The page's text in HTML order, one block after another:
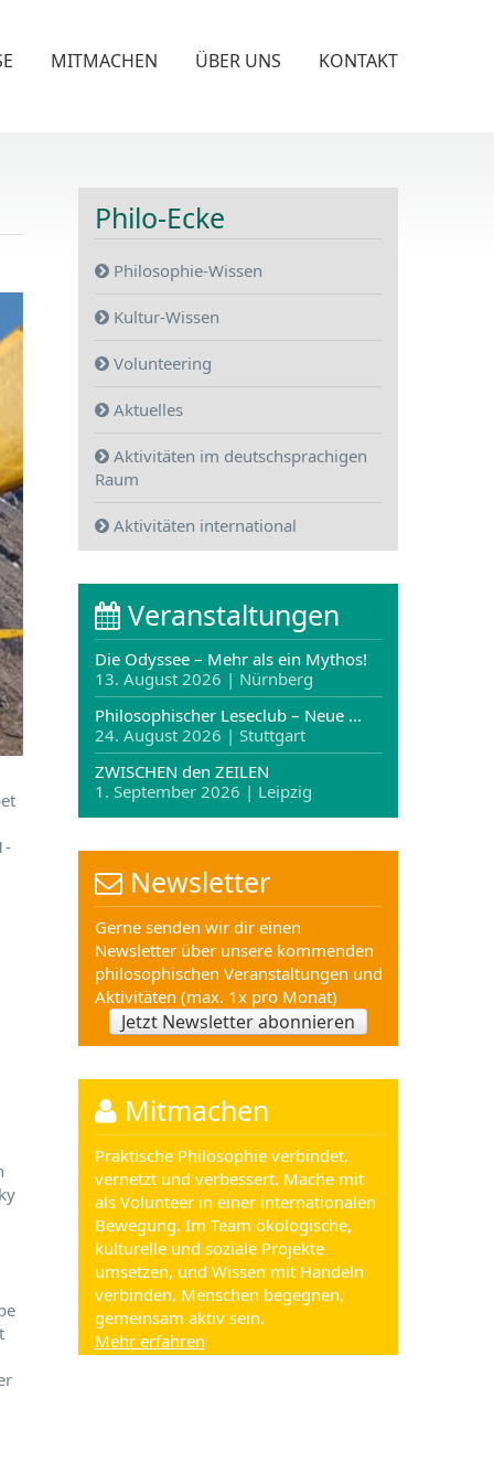
MITMACHEN ÜBER UNS KONTAKT
Philo-Ecke
Philosophie-Wissen
Kultur-Wissen
Volunteering
Aktuelles
Aktivitäten im deutschsprachigen
Raum
Aktivitäten international
Veranstaltungen
Die Odyssee – Mehr als ein Mythos!
13. August 2026 | Nürnberg
Philosophischer Leseclub – Neue …
24. August 2026 | Stuttgart
ZWISCHEN den ZEILEN
1. September 2026 | Leipzig
Newsletter
Gerne senden wir dir einen
Newsletter über unsere kommenden
philosophischen Veranstaltungen und
Aktivitäten (max. 1x pro Monat)
Jetzt Newsletter abonnieren
Mitmachen
Praktische Philosophie verbindet,
vernetzt und verbessert. Mache mit
als Volunteer in einer internationalen
Bewegung. Im Team ökologische,
kulturelle und soziale Projekte
umsetzen, und Wissen mit Handeln
verbinden, Menschen begegnen,
gemeinsam aktiv sein.
Mehr erfahren